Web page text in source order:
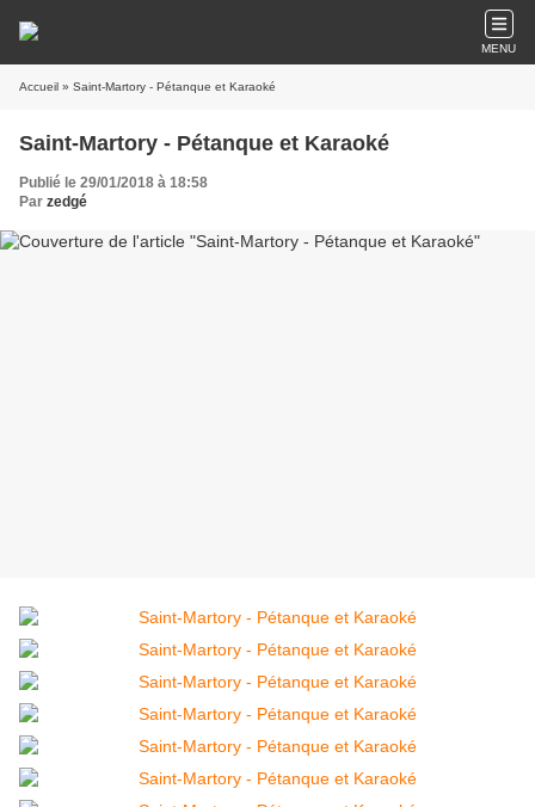
MENU
Accueil » Saint-Martory - Pétanque et Karaoké
Saint-Martory - Pétanque et Karaoké
Publié le 29/01/2018 à 18:58
Par zedgé